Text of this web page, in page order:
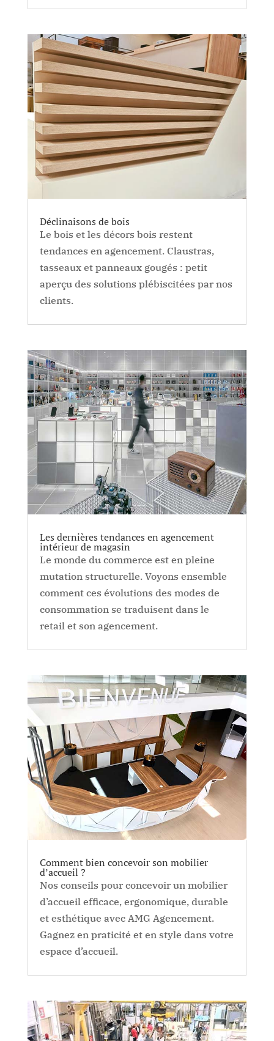
Déclinaisons de bois
Le bois et les décors bois restent
tendances en agencement. Claustras,
tasseaux et panneaux gougés : petit
aperçu des solutions plébiscitées par nos
clients.
Les dernières tendances en agencement
intérieur de magasin
Le monde du commerce est en pleine
mutation structurelle. Voyons ensemble
comment ces évolutions des modes de
consommation se traduisent dans le
retail et son agencement.
Comment bien concevoir son mobilier
d’accueil ?
Nos conseils pour concevoir un mobilier
d’accueil efficace, ergonomique, durable
et esthétique avec AMG Agencement.
Gagnez en praticité et en style dans votre
espace d’accueil.